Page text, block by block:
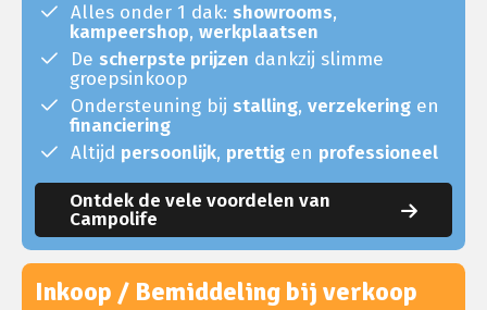
Alles onder 1 dak: showrooms,
kampeershop, werkplaatsen
De scherpste prijzen dankzij slimme
groepsinkoop
Ondersteuning bij stalling, verzekering en
financiering
Altijd persoonlijk, prettig en professioneel
Ontdek de vele voordelen van
Campolife
Inkoop / Bemiddeling bij verkoop